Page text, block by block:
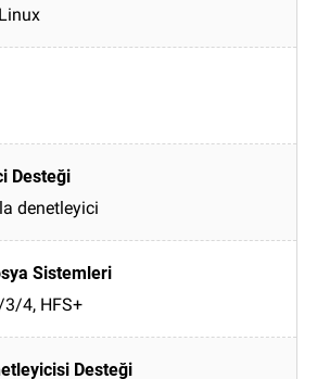
denetleyici
3/4, HFS+